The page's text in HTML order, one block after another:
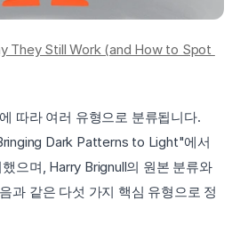
They Still Work (and How to Spot
따라 여러 유형으로 분류됩니다.
Dark Patterns to Light"에서
으며, Harry Brignull의 원본 분류와
과 같은 다섯 가지 핵심 유형으로 정